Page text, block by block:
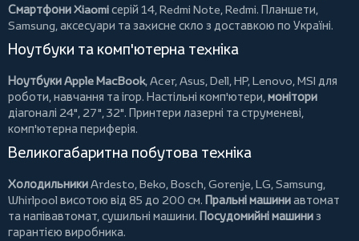
Смартфони Xiaomiсерій 14, Redmi Note, Redmi. Планшети,
Samsung, аксесуари тазахисне скло з доставкою по Україні.
Ноутбуки та комп'ютерна техніка
Ноутбуки Apple MacBook,Acer,Asus,Dell,HP,Lenovo,MSI для
роботи, навчання та ігор. Настільні комп'ютери,монітори
діагоналі 24", 27", 32". Принтери лазерні та струменеві,
комп'ютерна периферія.
Великогабаритна побутова техніка
ХолодильникиArdesto,Beko,Bosch,Gorenje,LG,Samsung,
Whirlpool висотою від 85 до 200 см. Пральні машиниавтомат
та напівавтомат,сушильні машини. Посудомийні машиниз
гарантією виробника.